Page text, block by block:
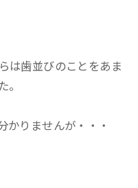
は歯並びのことをあま
。
かりませんが・・・